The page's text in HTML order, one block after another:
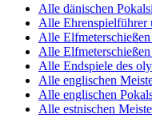
Alle dänischen
Alle Ehrenspielführer
Alle
Alle
Alle Endspiele des
Alle englischen
Alle englischen
Alle estnischen